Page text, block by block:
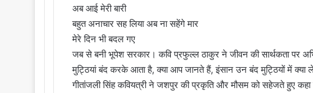
अब आई मेरी बारी
बहुत अनाचार सह लिया अब ना सहेंगे मार
मेरे दिन भी बदल गए
जब से बनी भूपेश सरकार। कवि प्रफुल्ल ठाकुर ने जीवन की सार्थकता पर
मुट्ठियां बंद करके आता है, क्या आप जानते हैं, इंसान उन बंद मुट्ठियों में क्या
गीतांजली सिंह कवियत्री ने जशपुर की प्रकृति और मौसम को सहेजते हुए कहा